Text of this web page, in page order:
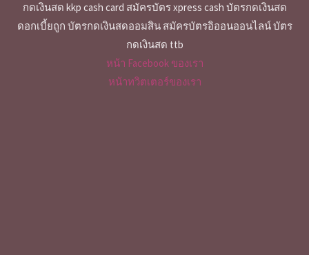
กดเงินสด kkp cash card สมัครบัตร xpress cash บัตรกดเงินสด
ดอกเบี้ยถูก บัตรกดเงินสดออมสิน สมัครบัตรอิออนออนไลน์ บัตร
กดเงินสด ttb
หน้า Facebook ของเรา
หน้าทวิตเตอร์ของเรา